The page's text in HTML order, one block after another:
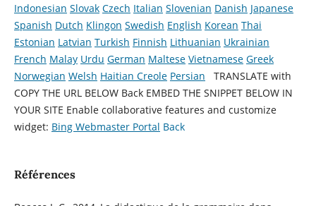
Indonesian Slovak Czech Italian Slovenian Danish Japanese
Spanish Dutch Klingon Swedish English Korean Thai
Estonian Latvian Turkish Finnish Lithuanian Ukrainian
French Malay Urdu German Maltese Vietnamese Greek
Norwegian Welsh Haitian Creole Persian
TRANSLATE with
COPY THE URL BELOW Back EMBED THE SNIPPET BELOW IN
YOUR SITE Enable collaborative features and customize
widget: Bing Webmaster Portal Back
Références